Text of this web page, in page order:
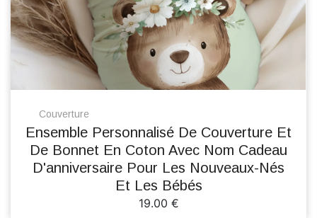
Couverture
Ensemble Personnalisé De Couverture Et
De Bonnet En Coton Avec Nom Cadeau
D'anniversaire Pour Les Nouveaux-Nés
Et Les Bébés
19.00 €